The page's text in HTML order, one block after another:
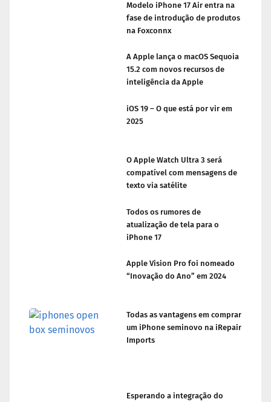
Modelo iPhone 17 Air entra na
fase de introdução de produtos
na Foxconnx
A Apple lança o macOS Sequoia
15.2 com novos recursos de
inteligência da Apple
iOS 19 – O que está por vir em
2025
O Apple Watch Ultra 3 será
compatível com mensagens de
texto via satélite
Todos os rumores de
atualização de tela para o
iPhone 17
Apple Vision Pro foi nomeado
“Inovação do Ano” em 2024
Todas as vantagens em comprar
um iPhone seminovo na iRepair
Imports
Esperando a integração do